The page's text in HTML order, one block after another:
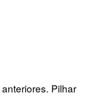
Pilhar